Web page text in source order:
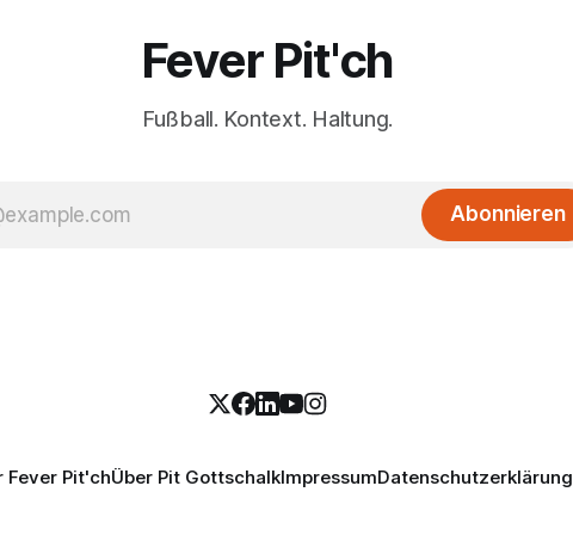
Fever Pit'ch
Fußball. Kontext. Haltung.
Abonnieren
Fever Pit'chÜber Pit GottschalkImpressumDatenschutzerklärung